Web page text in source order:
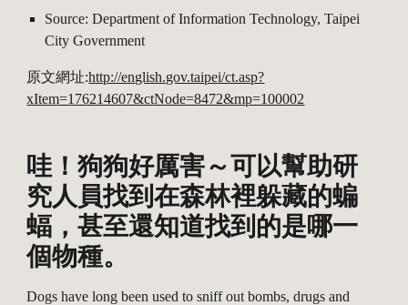
Source: Department of Information Technology, Taipei
City Government
原文網址:http://english.gov.taipei/ct.asp?
xItem=176214607&ctNode=8472&mp=100002
哇！狗狗好厲害～可以幫助研
究人員找到在森林裡躲藏的蝙
蝠，甚至還知道找到的是哪一
個物種。
Dogs have long been used to sniff out bombs, drugs and